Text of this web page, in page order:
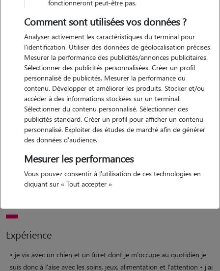
Motivation
les animaux ont toujours eu une place très importante dans ma vie.
aujourd'hui, je partage mon quotidien avec un havana mon chien et
ozzy mon furet, deux compagnons très différents mais très
attachants . grâce à eux, j'ai appris à être attentive, patiente, et à bien
comprendre les besoins spécifiques de chaque espèce. c'est cette
passion que je souhaite mettre au service des autres en proposant la
garde d'animaux. que ce soit pour une simple promenade, une visite
vos compagnons avec sérieux, douceur et bienveillance. je sais à quel
point il est important de laisser son animal entre de bonnes mains, et
je fais toujours en sorte qu'il se sente en sécurité, respecté et entouré
Expérience
• je vis avec un chien et un furet dont je m'occupe au quotidien je
suis donc à l'aise avec les soins, jeux, alimentation et l'attention • j'ai
fonctionneront peut-être pas.
Comment sont utilisées vos données ?
Analyser activement les caractéristiques du terminal pour
l'identification. Utiliser des données de géolocalisation précises.
Mesurer la performance des publicités/annonces publicitaires.
Sélectionner des publicités personnalisées. Créer un profil
personnalisé de publicités. Mesurer la performance du
contenu. Développer et améliorer les produits. Stocker et/ou
accéder à des informations stockées sur un terminal.
Sélectionner du contenu personnalisé. Sélectionner des
publicités standard. Créer un profil pour afficher un contenu
personnalisé. Exploiter des études de marché afin de générer
des données d'audience.
Mesurer les performances
Vous pouvez consentir à l'utilisation de ces technologies en
cliquant sur « Tout accepter »